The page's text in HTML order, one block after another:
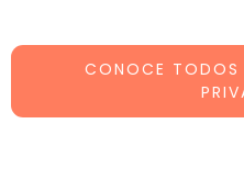
CONOCE TODOS